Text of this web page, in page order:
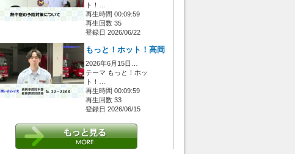
ト！…
再生時間 00:09:59
再生回数 35
登録日 2026/06/22
もっと！ホット！高岡
2026年6月15日…
テーマ もっと！ホッ
ト！…
再生時間 00:09:59
再生回数 33
登録日 2026/06/15